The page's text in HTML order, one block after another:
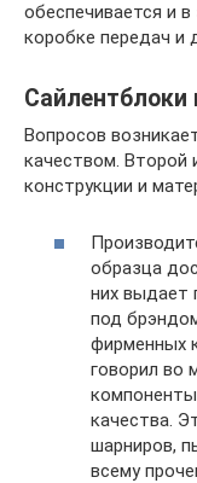
обеспечивается и
коробке передач и
Сайлентблоки
Вопросов
качеством. Второй
конструкции и
образца
них выдает
под
фирменных
говорил во
компоненты
качества.
шарниров,
всему